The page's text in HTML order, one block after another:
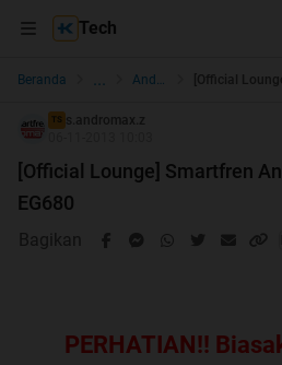
Tech
Beranda ... Android
TS s.andromax.z
[Official Lounge] Smartfren
EG680
Bagikan
PERHATIAN!!